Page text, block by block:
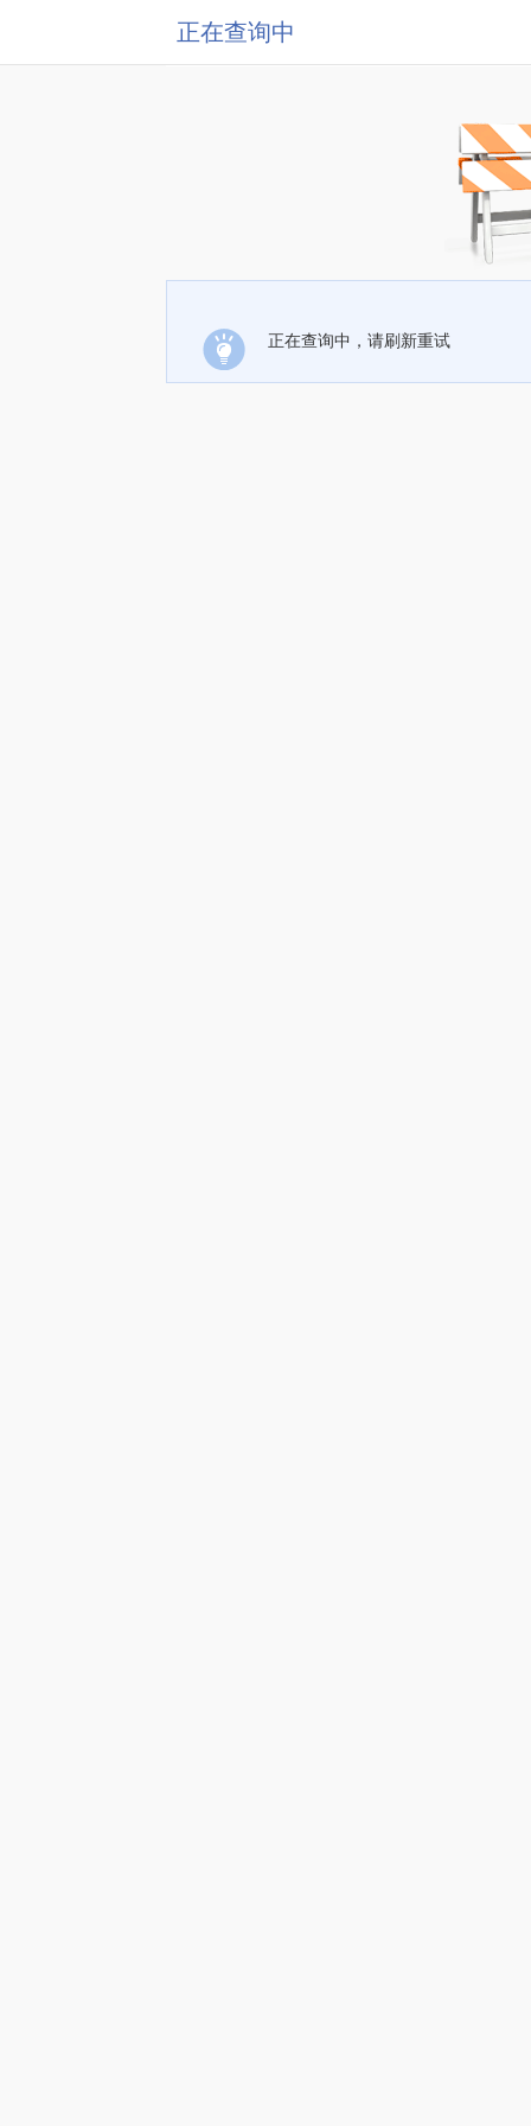
正在查询中
正在查询中，请刷新重试